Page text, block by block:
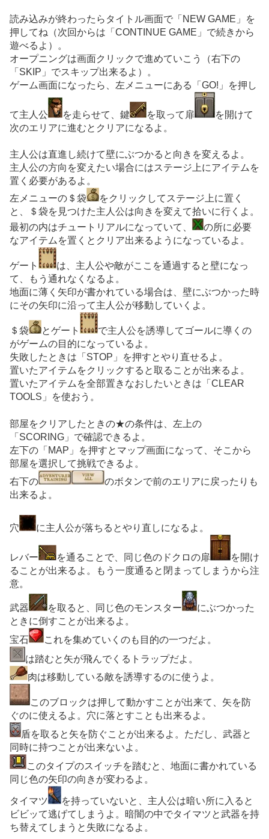
読み込みが終わったらタイトル画面で「NEW GAME」を
押してね（次回からは「CONTINUE GAME」で続きから
遊べるよ）。
オープニングは画面クリックで進めていこう（右下の
「SKIP」でスキップ出来るよ）。
ゲーム画面になったら、左メニューにある「GO!」を押し
て主人公 を走らせて、鍵 を取って扉
を開けて
次のエリアに進むとクリアになるよ。
主人公は直進し続けて壁にぶつかると向きを変えるよ。
主人公の方向を変えたい場合にはステージ上にアイテムを
置く必要があるよ。
左メニューの＄袋
をクリックしてステージ上に置く
と、＄袋を見つけた主人公は向きを変えて拾いに行くよ。
最初の内はチュートリアルになっていて、
の所に必要
なアイテムを置くとクリア出来るようになっているよ。
ゲート
は、主人公や敵がここを通過すると壁になっ
て、もう通れなくなるよ。
地面に薄く矢印が書かれている場合は、壁にぶつかった時
にその矢印に沿って主人公が移動していくよ。
＄袋 とゲート
で主人公を誘導してゴールに導くの
がゲームの目的になっているよ。
失敗したときは「STOP」を押すとやり直せるよ。
置いたアイテムをクリックすると取ることが出来るよ。
置いたアイテムを全部置きなおしたいときは「CLEAR
TOOLS」を使おう。
部屋をクリアしたときの★の条件は、左上の
「SCORING」で確認できるよ。
左下の「MAP」を押すとマップ画面になって、そこから
部屋を選択して挑戦できるよ。
右下の
のボタンで前のエリアに戻ったりも
出来るよ。
穴 に主人公が落ちるとやり直しになるよ。
レバー を通ることで、同じ色のドクロの扉
を開け
ることが出来るよ。もう一度通ると閉まってしまうから注
意。
武器 を取ると、同じ色のモンスター
にぶつかった
ときに倒すことが出来るよ。
宝石
これを集めていくのも目的の一つだよ。
は踏むと矢が飛んでくるトラップだよ。
肉は移動している敵を誘導するのに使うよ。
このブロックは押して動かすことが出来て、矢を防
ぐのに使えるよ。穴に落とすことも出来るよ。
盾を取ると矢を防ぐことが出来るよ。ただし、武器と
同時に持つことが出来ないよ。
このタイプのスイッチを踏むと、地面に書かれている
同じ色の矢印の向きが変わるよ。
タイマツ
を持っていないと、主人公は暗い所に入ると
ビビッて逃げてしまうよ。暗闇の中でタイマツと武器を持
ち替えてしまうと失敗になるよ。